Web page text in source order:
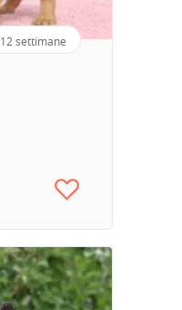
12 settimane